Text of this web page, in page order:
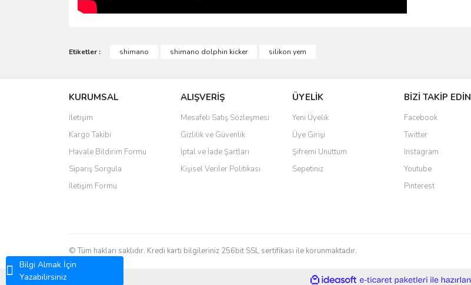
Bilgi Almak İçin
Yazabilirsiniz
Yorum Yaz
Görüş ve önerileriniz için teşekkür ederiz.
Ürün açıklamasında eksik bilgiler bulunuyor.
Ürün bilgilerinde hatalar bulunuyor.
Ürün fiyatı diğer sitelerden daha pahalı.
Bu ürüne benzer farklı alternatifler olmalı.
Etiketler : shimano shimano dolphin kicker silikon yem
KURUMSAL
İletişim
Kargo Takibi
Havale Bildirim Formu
Sipariş Sorgula
İletişim Formu
ALIŞVERİŞ
Mesafeli Satış Sözleşmesi
Gizlilik ve Güvenlik
İptal ve İade Şartları
Kişisel Veriler Politikası
ÜYELİK
Yeni Üyelik
Üye Girişi
Şifremi Unuttum
Sepetiniz
BİZİ TAKİP EDİN
Facebook
Twitter
Instagram
Youtube
Pinterest
© Tüm hakları saklıdır. Kredi kartı bilgileriniz 256bit SSL sertifikası ile korunmaktadır.
ideasoft e-